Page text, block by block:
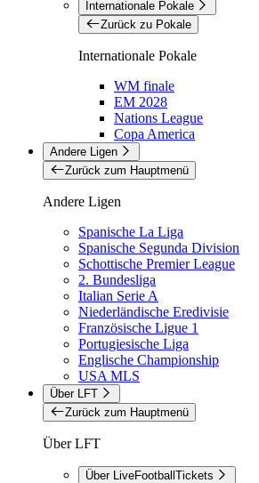
Internationale Pokale
Zurück zu Pokale
Internationale Pokale
WM finale
EM 2028
Nations League
Copa America
Andere Ligen
Zurück zum Hauptmenü
Andere Ligen
Spanische La Liga
Spanische Segunda Division
Schottische Premier League
2. Bundesliga
Italian Serie A
Niederländische Eredivisie
Französische Ligue 1
Portugiesische Liga
Englische Championship
USA MLS
Über LFT
Zurück zum Hauptmenü
Über LFT
Über LiveFootballTickets